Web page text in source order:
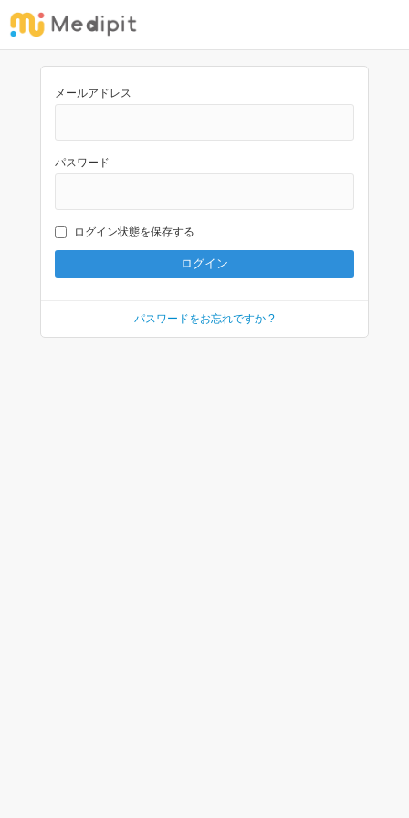
メールアドレス
パスワード
ログイン状態を保存する
パスワードをお忘れですか ?